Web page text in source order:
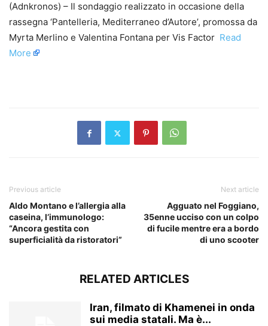
(Adnkronos) – Il sondaggio realizzato in occasione della
rassegna ‘Pantelleria, Mediterraneo d’Autore’, promossa da
Myrta Merlino e Valentina Fontana per Vis Factor ​ Read
More
Previous article
Aldo Montano e l’allergia alla
caseina, l’immunologo:
“Ancora gestita con
superficialità da ristoratori”
Next article
Agguato nel Foggiano,
35enne ucciso con un colpo
di fucile mentre era a bordo
di uno scooter
RELATED ARTICLES
Iran, filmato di Khamenei in onda
sui media statali. Ma è...